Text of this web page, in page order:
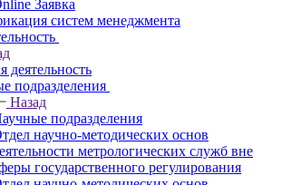
Заявка
систем менеджмента
деятельность
подразделения
Назад
подразделения
научно-методических основ
метрологических служб вне
государственного регулирования